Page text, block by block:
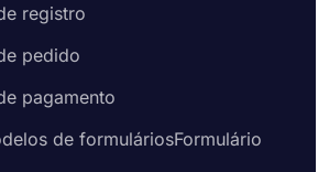
registro
pedido
pagamento
de formuláriosFormulário